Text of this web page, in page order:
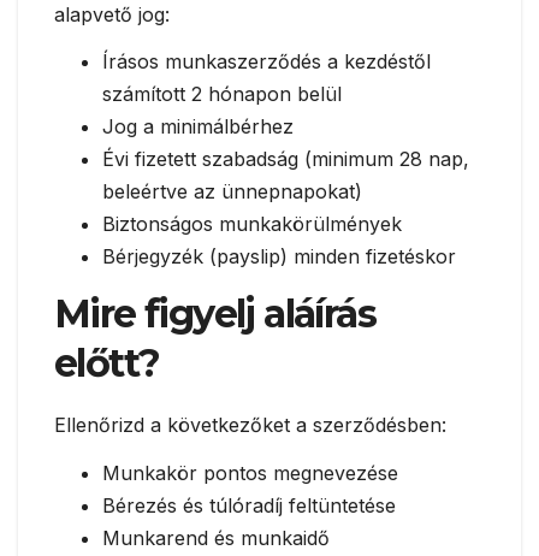
alapvető jog:
Írásos munkaszerződés a kezdéstől
számított 2 hónapon belül
Jog a minimálbérhez
Évi fizetett szabadság (minimum 28 nap,
beleértve az ünnepnapokat)
Biztonságos munkakörülmények
Bérjegyzék (payslip) minden fizetéskor
Mire figyelj aláírás
előtt?
Ellenőrizd a következőket a szerződésben:
Munkakör pontos megnevezése
Bérezés és túlóradíj feltüntetése
Munkarend és munkaidő